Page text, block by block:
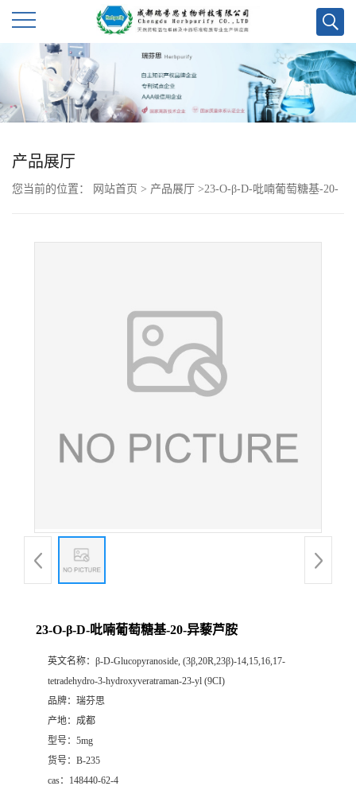
产
产品展厅
您当前的位置： 网站首页 > 产品展厅 >23-O-β-D-吡喃葡萄糖基-20-
23-O-β-D-吡喃葡萄糖基-20-异藜芦胺
英文名称： β-D-Glucopyranoside, (3β,20R,23β)-14,15,16,17-
tetradehydro-3-hydroxyveratraman-23-yl (9CI)
品牌： 瑞芬思
产地： 成都
型号： 5mg
货号： B-235
cas： 148440-62-4